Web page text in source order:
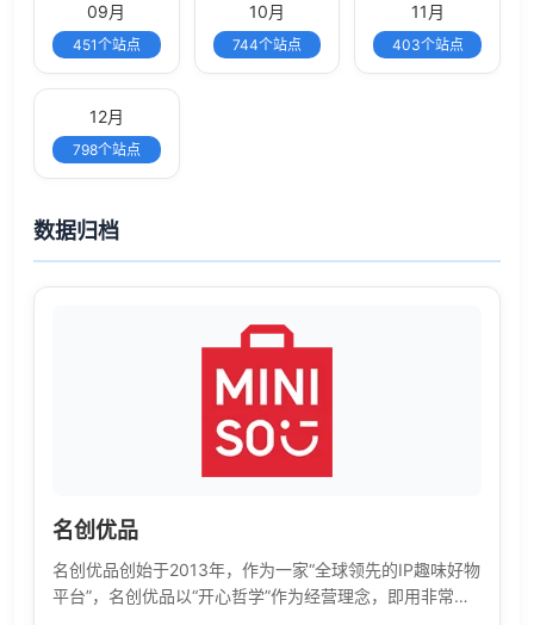
09月
451个站点
10月
744个站点
11月
403个站点
12月
798个站点
数据归档
名创优品
名创优品创始于2013年，作为一家“全球领先的IP趣味好物
平台”，名创优品以“开心哲学”作为经营理念，即用非常亲